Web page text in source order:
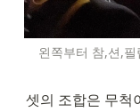
왼쪽부터 참,션,
셋의 조합은 무척